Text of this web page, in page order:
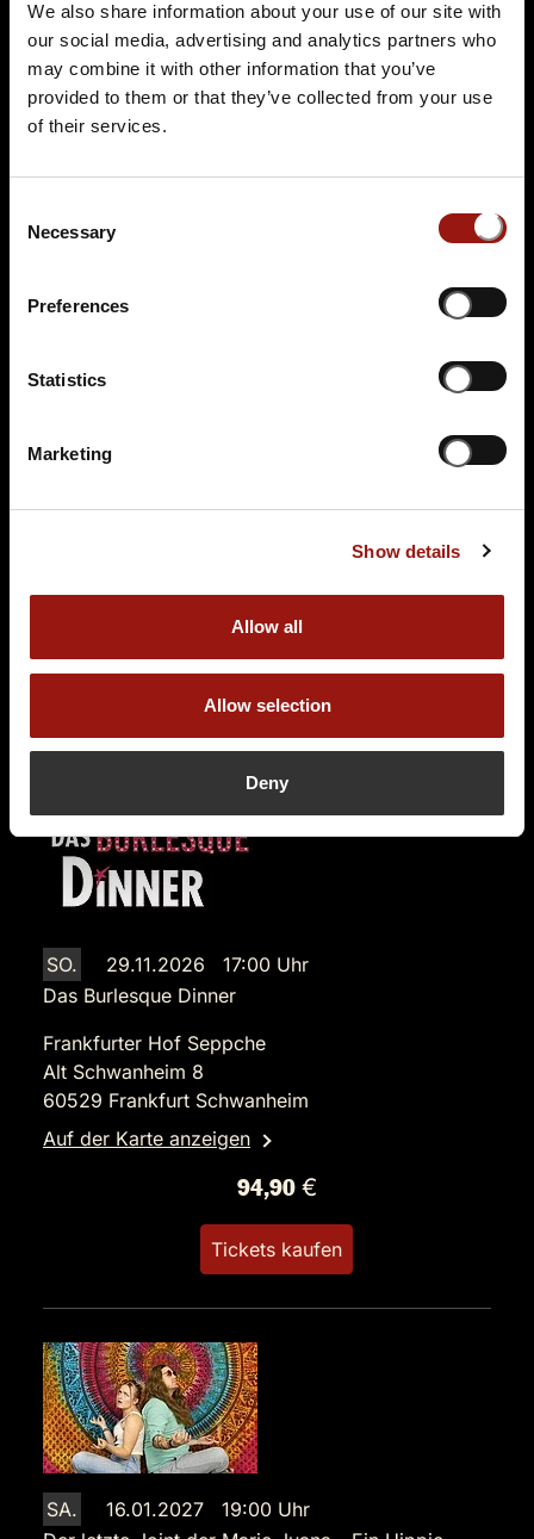
We also share information about your use of our site with
our social media, advertising and analytics partners who
may combine it with other information that you’ve
provided to them or that they’ve collected from your use
of their services.
Selection
Necessary
Preferences
Statistics
Marketing
Show details
Allow all
Allow selection
Deny
Auf der Karte anzeigen
84,90 €
SA.
Krimi
Auf der Karte anzeigen
Tickets kaufen
SO.
29.11.2026 17:00 Uhr
Das Burlesque Dinner
Frankfurter Hof Seppche
Alt Schwanheim 8
60529 Frankfurt Schwanheim
Auf der Karte anzeigen
94,90 €
Tickets kaufen
SA.
16.01.2027 19:00 Uhr